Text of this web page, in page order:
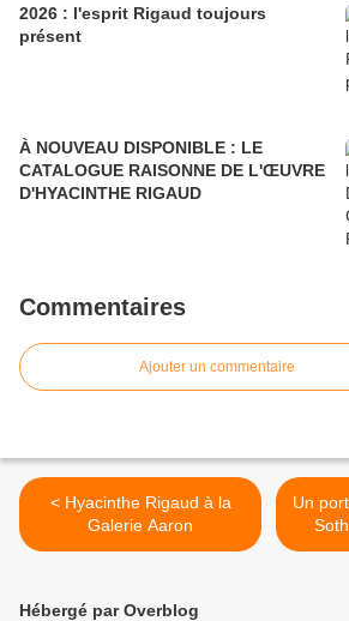
2026 : l'esprit Rigaud toujours
présent
À NOUVEAU DISPONIBLE : LE
CATALOGUE RAISONNE DE L'ŒUVRE
D'HYACINTHE RIGAUD
Commentaires
Ajouter un commentaire
< Hyacinthe Rigaud à la
Galerie Aaron
Un
Hébergé par Overblog